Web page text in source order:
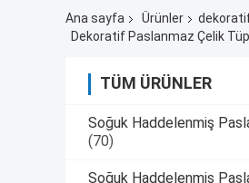
Ana sayfa Ürünler
TÜM ÜRÜNLER
Soğuk Haddelenmiş
(70)
Soğuk Haddelenmiş